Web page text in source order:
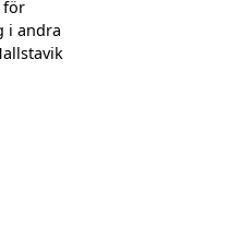
för
i andra